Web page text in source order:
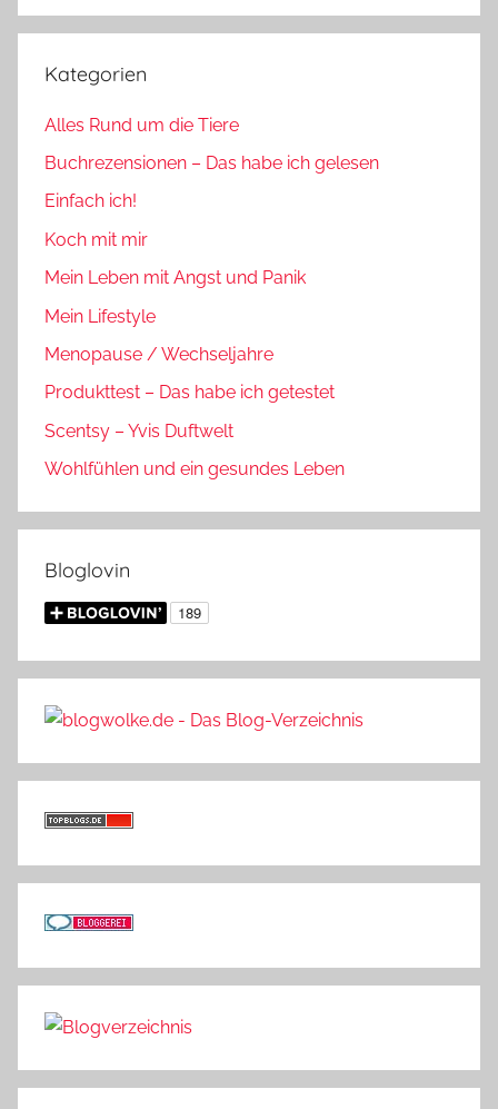
Kategorien
Alles Rund um die Tiere
Buchrezensionen – Das habe ich gelesen
Einfach ich!
Koch mit mir
Mein Leben mit Angst und Panik
Mein Lifestyle
Menopause / Wechseljahre
Produkttest – Das habe ich getestet
Scentsy – Yvis Duftwelt
Wohlfühlen und ein gesundes Leben
Bloglovin